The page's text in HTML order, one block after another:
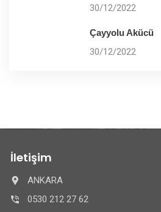
30/12/2022
Çayyolu Akücü
30/12/2022
İletişim
ANKARA
0530 212 27 62